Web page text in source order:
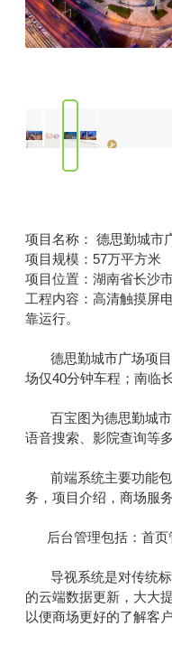
项目名称： 德思勤城市
项目规模：57万平方米
项目位置：湖南省长沙
工程内容：高清触摸屏
靠运行。
德思勤城市广场项目
场仅40分钟车程；南临
百宝图为德思勤城市
语音搜索、影院查询等
前端系统主要功能包
务，项目介绍，商场服
后台管理包括：首页
导视系统是对传统标
的云端数据更新，大大
以便商场更好的了解客